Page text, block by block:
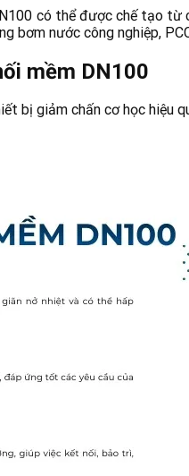
có thể được chế tạo từ
nước công nghiệp,
mềm DN100
bị giảm chấn cơ học